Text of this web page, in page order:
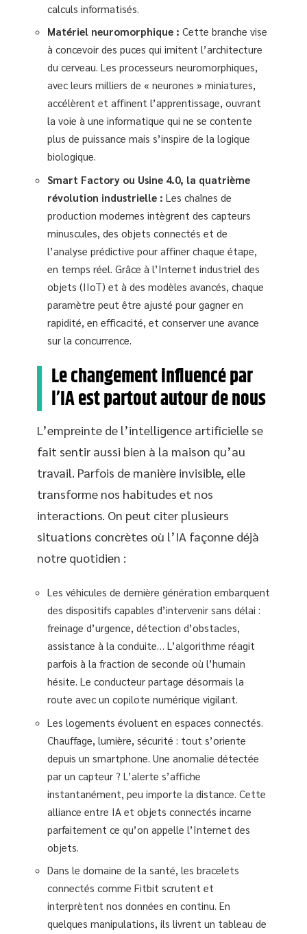
calculs informatisés.
Matériel neuromorphique : Cette branche vise
à concevoir des puces qui imitent l’architecture
du cerveau. Les processeurs neuromorphiques,
avec leurs milliers de « neurones » miniatures,
accélèrent et affinent l’apprentissage, ouvrant
la voie à une informatique qui ne se contente
plus de puissance mais s’inspire de la logique
biologique.
Smart Factory ou Usine 4.0, la quatrième
révolution industrielle : Les chaînes de
production modernes intègrent des capteurs
minuscules, des objets connectés et de
l’analyse prédictive pour affiner chaque étape,
en temps réel. Grâce à l’Internet industriel des
objets (IIoT) et à des modèles avancés, chaque
paramètre peut être ajusté pour gagner en
rapidité, en efficacité, et conserver une avance
sur la concurrence.
Le changement influencé par
l’IA est partout autour de nous
L’empreinte de l’intelligence artificielle se
fait sentir aussi bien à la maison qu’au
travail. Parfois de manière invisible, elle
transforme nos habitudes et nos
interactions. On peut citer plusieurs
situations concrètes où l’IA façonne déjà
notre quotidien :
Les véhicules de dernière génération embarquent
des dispositifs capables d’intervenir sans délai :
freinage d’urgence, détection d’obstacles,
assistance à la conduite… L’algorithme réagit
parfois à la fraction de seconde où l’humain
hésite. Le conducteur partage désormais la
route avec un copilote numérique vigilant.
Les logements évoluent en espaces connectés.
Chauffage, lumière, sécurité : tout s’oriente
depuis un smartphone. Une anomalie détectée
par un capteur ? L’alerte s’affiche
instantanément, peu importe la distance. Cette
alliance entre IA et objets connectés incarne
parfaitement ce qu’on appelle l’Internet des
objets.
Dans le domaine de la santé, les bracelets
connectés comme Fitbit scrutent et
interprètent nos données en continu. En
quelques manipulations, ils livrent un tableau de